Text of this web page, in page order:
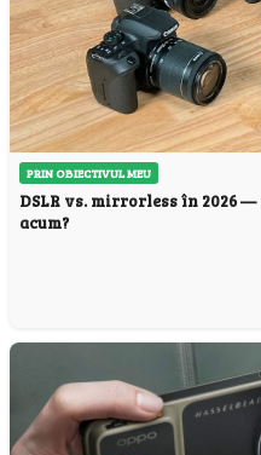
PRIN OBIECTIVUL MEU
DSLR vs. mirrorless în 2026 —
acum?